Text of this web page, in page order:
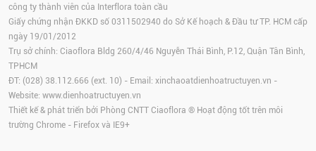
công ty thành viên của Interflora toàn cầu
Giấy chứng nhận ĐKKD số 0311502940 do Sở Kế hoạch & Đầu tư TP. HCM cấp
ngày 19/01/2012
Trụ sở chính: Ciaoflora Bldg 260/4/46 Nguyễn Thái Bình, P.12, Quận Tân Bình,
TPHCM
ĐT: (028) 38.112.666 (ext. 10) - Email: xinchaoatdienhoatructuyen.vn -
Website: www.dienhoatructuyen.vn
Thiết kế & phát triển bởi Phòng CNTT Ciaoflora ® Hoạt động tốt trên môi
trường Chrome - Firefox và IE9+